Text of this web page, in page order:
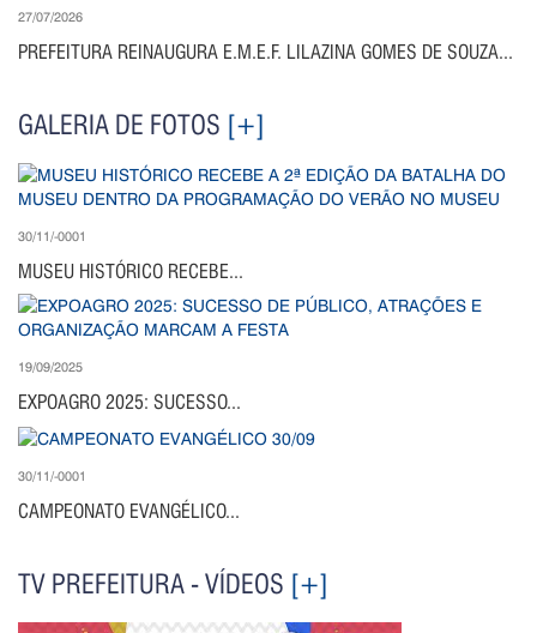
27/07/2026
PREFEITURA REINAUGURA E.M.E.F. LILAZINA GOMES DE SOUZA...
GALERIA DE FOTOS [+]
30/11/-0001
MUSEU HISTÓRICO RECEBE...
19/09/2025
EXPOAGRO 2025: SUCESSO...
30/11/-0001
CAMPEONATO EVANGÉLICO...
TV PREFEITURA - VÍDEOS [+]